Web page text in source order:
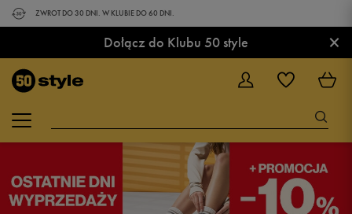
ZWROT DO 30 DNI. W KLUBIE DO 60 DNI.
Dołącz do Klubu 50 style ×